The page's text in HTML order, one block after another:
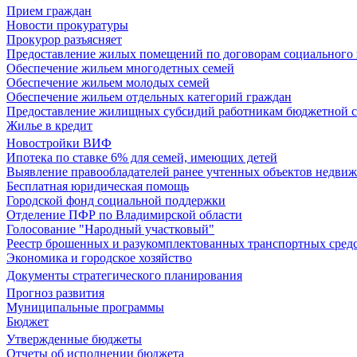
Прием граждан
Новости прокуратуры
Прокурор разъясняет
Предоставление жилых помещений по договорам социального
Обеспечение жильем многодетных семей
Обеспечение жильем молодых семей
Обеспечение жильем отдельных категорий граждан
Предоставление жилищных субсидий работникам бюджетной
Жилье в кредит
Новостройки ВИФ
Ипотека по ставке 6% для семей, имеющих детей
Выявление правообладателей ранее учтенных объектов
Бесплатная юридическая помощь
Городской фонд социальной поддержки
Отделение ПФР по Владимирской области
Голосование "Народный участковый"
Реестр брошенных и разукомплектованных транспортных
Экономика и городское хозяйство
Документы стратегического планирования
Прогноз развития
Муниципальные программы
Бюджет
Утвержденные бюджеты
Отчеты об исполнении бюджета